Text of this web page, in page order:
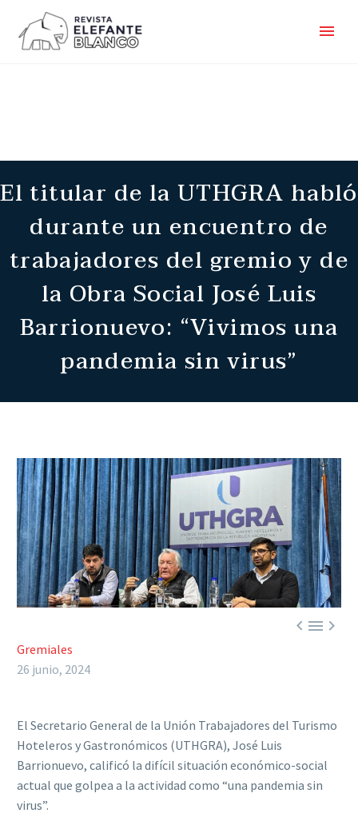
El titular de la UTHGRA habló
durante un encuentro de
trabajadores del gremio y de
la Obra Social José Luis
Barrionuevo: “Vivimos una
pandemia sin virus”

Gremiales
26 junio, 2024
El Secretario General de la Unión Trabajadores del Turismo
Hoteleros y Gastronómicos (UTHGRA), José Luis
Barrionuevo, calificó la difícil situación económico-social
actual que golpea a la actividad como “una pandemia sin
virus”.